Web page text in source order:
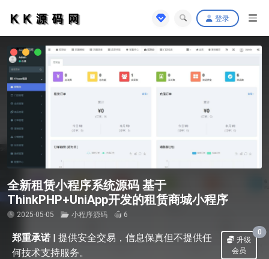
登录
全新租赁小程序系统源码 基于
ThinkPHP+UniApp开发的租赁商城小程序
2025-05-05 小程序源码 6
郑重承诺 | 提供安全交易，信息保真但不提供任
何技术支持服务。
升级
会员
0